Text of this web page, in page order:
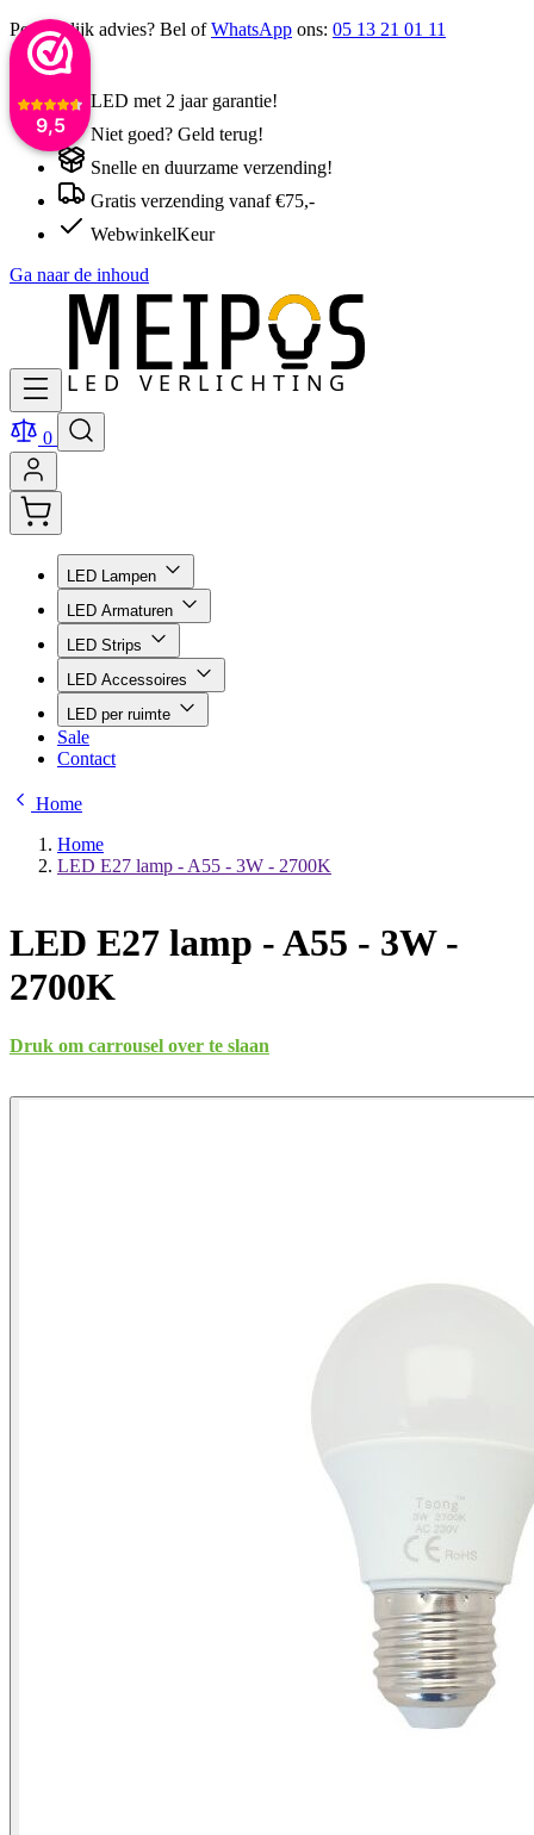
9,5
Persoonlijk advies? Bel ofWhatsApp ons: 05 13 21 01 11
LED met 2 jaar garantie!
Niet goed? Geld terug!
Snelle en duurzame verzending!
Gratis verzending vanaf €75,-
WebwinkelKeur
Ga naar de inhoud
0
LED Lampen
LED Armaturen
LED Strips
LED Accessoires
LED per ruimte
Sale
Contact
Home
Home
LED E27 lamp - A55 - 3W - 2700K
LED E27 lamp - A55 - 3W -
2700K
Druk om carrousel over te slaan